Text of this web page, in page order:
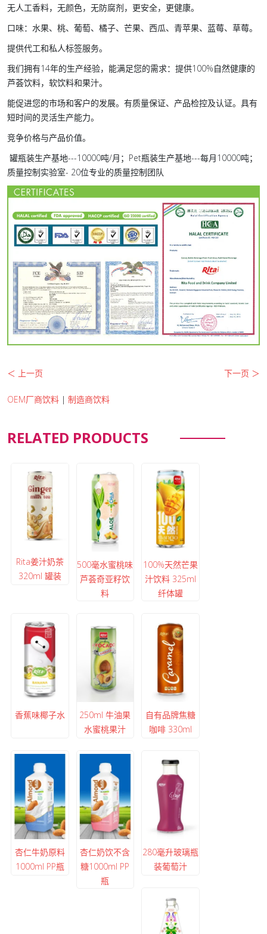
无人工香料，无颜色，无防腐剂，更安全，更健康。
口味：水果、桃、葡萄、橘子、芒果、西瓜、青苹果、蓝莓、草莓。
提供代工和私人标签服务。
我们拥有14年的生产经验，能满足您的需求：提供100%自然健康的
芦荟饮料，软饮料和果汁。
能促进您的市场和客户的发展。有质量保证、产品检控及认证。具有
短时间的灵活生产能力。
竞争价格与产品价值。
罐瓶装生产基地---10000吨/月；Pet瓶装生产基地---每月10000吨；
质量控制实验室- 20位专业的质量控制团队
＜ 上一页 下一页 ＞
OEM厂商饮料 | 制造商饮料
RELATED PRODUCTS
Rita姜汁奶茶
320ml 罐装
500毫水蜜桃味
芦荟奇亚籽饮
料
100%天然芒果
汁饮料 325ml
纤体罐
香蕉味椰子水
250ml 牛油果
水蜜桃果汁
自有品牌焦糖
咖啡 330ml
杏仁牛奶原料
1000ml PP瓶
杏仁奶饮不含
糖1000ml PP
瓶
280毫升玻璃瓶
装葡萄汁